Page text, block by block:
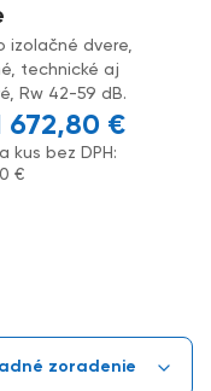
izolačné dvere,
technické aj
Rw 42-59 dB.
672,80 €
kus bez DPH:
€